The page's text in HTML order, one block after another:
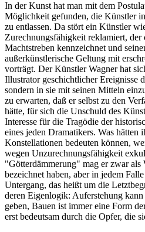
In der Kunst hat man mit dem
Möglichkeit gefunden, die Künstler
zu entlassen. Da stört ein Künstler
Zurechnungsfähigkeit reklamiert,
Machtstreben kennzeichnet und
außerkünstlerische Geltung mit
vorträgt. Der Künstler Wagner hat
Illustrator geschichtlicher Ereignisse
sondern in sie mit seinen Mitteln
zu erwarten, daß er selbst zu den
hätte, für sich die Unschuld des
Interesse für die Tragödie der
eines jeden Dramatikers. Was hätten
Konstellationen bedeuten können,
wegen Unzurechnungsfähigkeit
"Götterdämmerung" mag er zwar als
bezeichnet haben, aber in jedem
Untergang, das heißt um die
deren Eigenlogik: Auferstehung
geben, Bauen ist immer eine Form
erst bedeutsam durch die Opfer, die